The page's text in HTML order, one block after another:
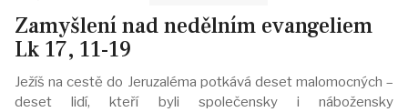
Zamyšlení nad nedělním evangeliem
Lk 17, 11-19
Ježíš na cestě do Jeruzaléma potkává deset malomocných –
deset lidí, kteří byli společensky i nábožensky